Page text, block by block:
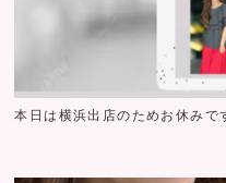
本日は横浜出店のためお休みで